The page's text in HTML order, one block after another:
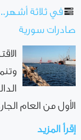
صادرات سورية
الأول من العام الجاري
إقرأ المزيد